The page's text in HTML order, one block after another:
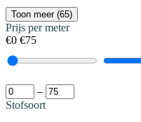
Toon meer (65)
Prijs per meter
€0 €75
–
Stofsoort